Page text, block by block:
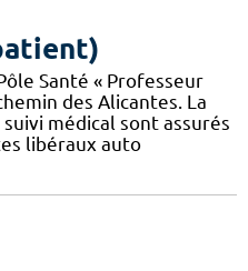
Santé « Professeur
des Alicantes. La
médical sont assurés
libéraux auto